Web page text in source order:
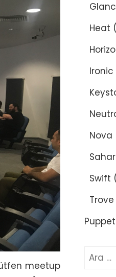
meetup
Heat
Ironic
Nova
Swift
Trove
Puppet
Arama: